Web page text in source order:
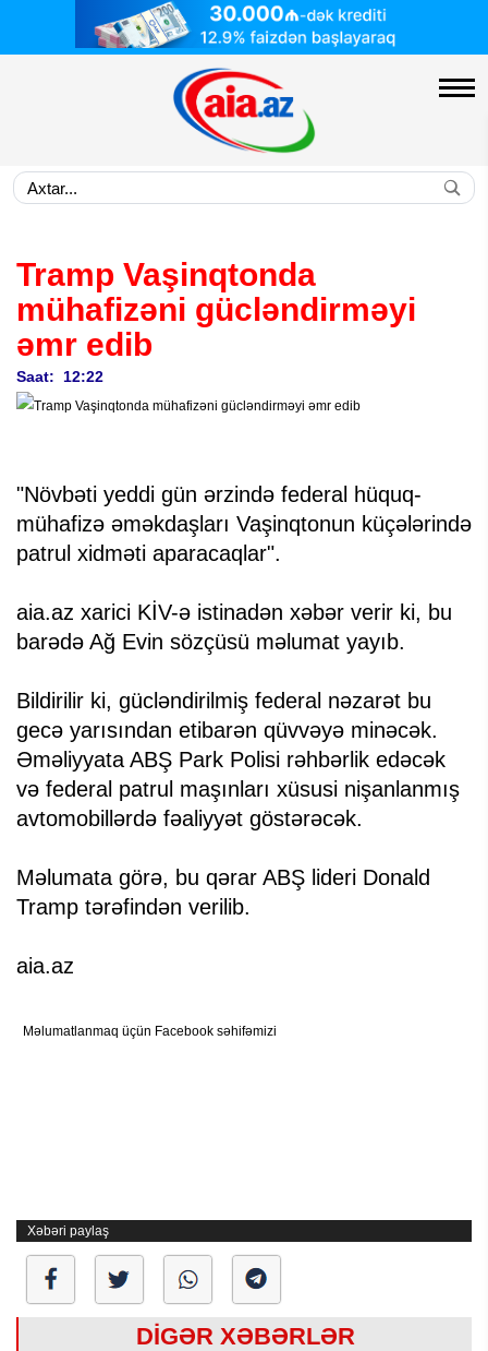
Tramp Vaşinqtonda
mühafizəni gücləndirməyi
əmr edib
Saat: 12:22
"Növbəti yeddi gün ərzində federal hüquq-
mühafizə əməkdaşları Vaşinqtonun küçələrində
patrul xidməti aparacaqlar".
aia.az xarici KİV-ə istinadən xəbər verir ki, bu
barədə Ağ Evin sözçüsü məlumat yayıb.
Bildirilir ki, gücləndirilmiş federal nəzarət bu
gecə yarısından etibarən qüvvəyə minəcək.
Əməliyyata ABŞ Park Polisi rəhbərlik edəcək
və federal patrul maşınları xüsusi nişanlanmış
avtomobillərdə fəaliyyət göstərəcək.
Məlumata görə, bu qərar ABŞ lideri Donald
Tramp tərəfindən verilib.
aia.az
Məlumatlanmaq üçün Facebook səhifəmizi
Xəbəri paylaş
DİGƏR XƏBƏRLƏR